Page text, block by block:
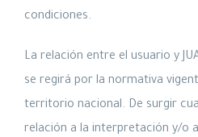
condiciones.
La relación entre el usuario y
se regirá por la normativa
territorio nacional. De surgir
relación a la interpretación y/o